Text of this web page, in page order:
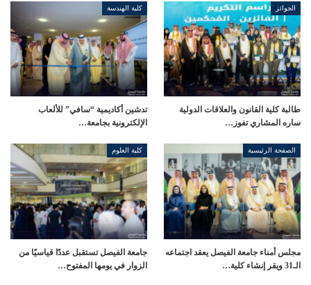
الجوائز
طالبة كلية القانون والعلاقات الدولية
ساره المشاري تفوز…
كلية الهندسة
تدشين أكاديمية “سافي” للألعاب
الإلكترونية بجامعة…
الصفحة الرئيسية
مجلس أمناء جامعة الفيصل يعقد اجتماعه
الـ31 ويقر إنشاء كلية…
كلية العلوم
جامعة الفيصل تستقبل عددًا قياسيًا من
الزوار في يومها المفتوح…